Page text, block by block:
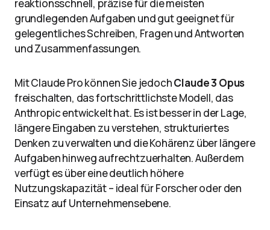
reaktionsschnell, präzise für die meisten
grundlegenden Aufgaben und gut geeignet für
gelegentliches Schreiben, Fragen und Antworten
und Zusammenfassungen.
Mit Claude Pro können Sie jedochClaude 3 Opus
freischalten, das fortschrittlichste Modell, das
Anthropic entwickelt hat. Es ist besser in der Lage,
längere Eingaben zu verstehen, strukturiertes
Denken zu verwalten und die Kohärenz über längere
Aufgaben hinweg aufrechtzuerhalten. Außerdem
verfügt es über eine deutlich höhere
Nutzungskapazität – ideal für Forscher oder den
Einsatz auf Unternehmensebene.